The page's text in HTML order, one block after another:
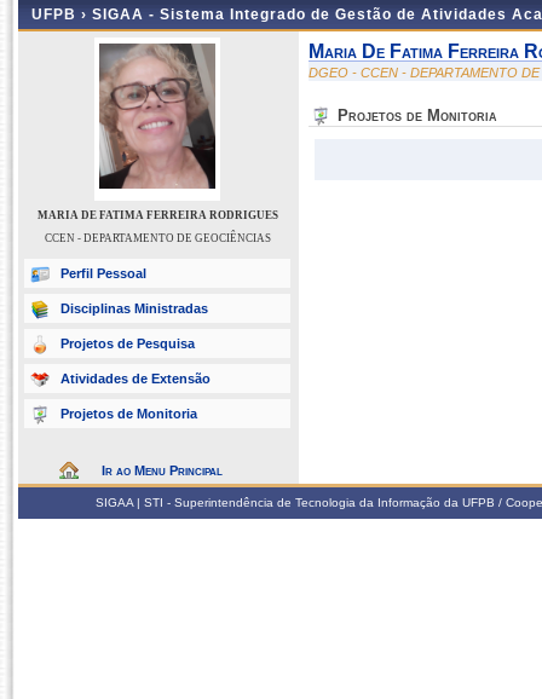
UFPB › SIGAA - Sistema Integrado de Gestão de Atividades
MARIA DE FATIMA FERREIRA RODRIGUES
CCEN - DEPARTAMENTO DE GEOCIÊNCIAS
Perfil Pessoal
Disciplinas Ministradas
Projetos de Pesquisa
Atividades de Extensão
Projetos de Monitoria
Ir ao Menu Principal
Maria De Fatima Ferreira
DGEO - CCEN - DEPARTAMENTO
Projetos de Monitoria
SIGAA | STI - Superintendência de Tecnologia da Informação da UFPB /